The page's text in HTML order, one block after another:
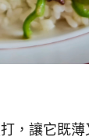
，讓它既